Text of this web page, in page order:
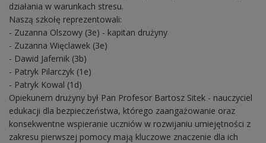
działania w warunkach stresu.
Naszą szkołę reprezentowali:
- Zuzanna Olszowy (3e) - kapitan drużyny
- Zuzanna Więclawek (3e)
- Dawid Jafernik (3b)
- Patryk Pilarczyk (1e)
- Patryk Kowal (1d)
Opiekunem drużyny był Pan Profesor Bartosz Sitek - nauczyciel
edukacji dla bezpieczeństwa, którego zaangażowanie oraz
konsekwentne wspieranie uczniów w rozwijaniu umiejętności z
zakresu pierwszej pomocy mają kluczowe znaczenie dla ich